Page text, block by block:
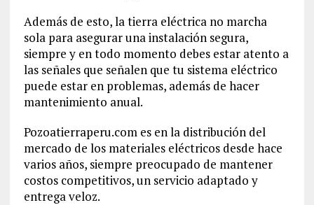
Además de esto, la tierra eléctrica no marcha
sola para asegurar una instalación segura,
siempre y en todo momento debes estar atento a
las señales que señalen que tu sistema eléctrico
puede estar en problemas, además de hacer
mantenimiento anual.
Pozoatierraperu.com es en la distribución del
mercado de los materiales eléctricos desde hace
varios años, siempre preocupado de mantener
costos competitivos, un servicio adaptado y
entrega veloz.